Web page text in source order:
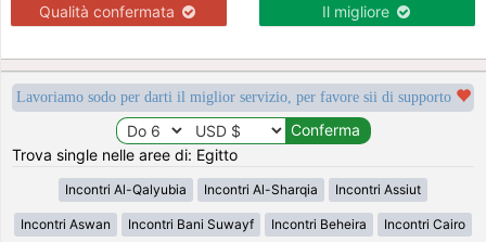
Qualità confermata Il migliore
Lavoriamo sodo per darti il miglior servizio, per favore sii di supporto
Trova single nelle aree di: Egitto
Incontri Al-Qalyubia Incontri Al-Sharqia Incontri Assiut
Incontri Aswan Incontri Bani Suwayf Incontri Beheira Incontri Cairo